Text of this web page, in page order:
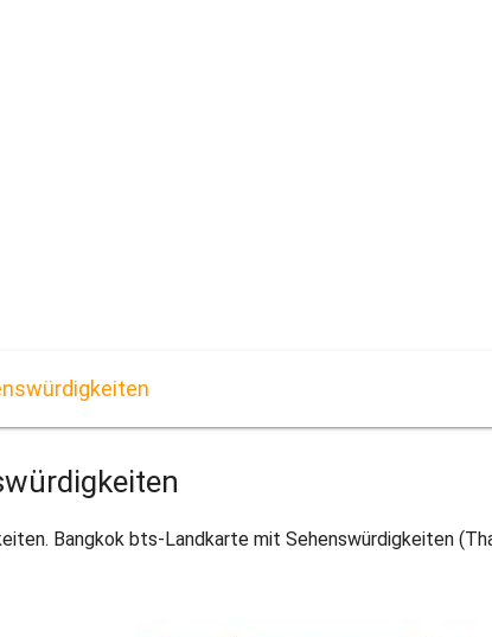
Bangkok bts-Landkarte mit Sehenswürdigkeiten